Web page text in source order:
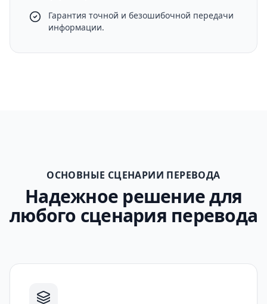
Гарантия точной и безошибочной передачи
информации.
ОСНОВНЫЕ СЦЕНАРИИ ПЕРЕВОДА
Надежное решение для
любого сценария перевода